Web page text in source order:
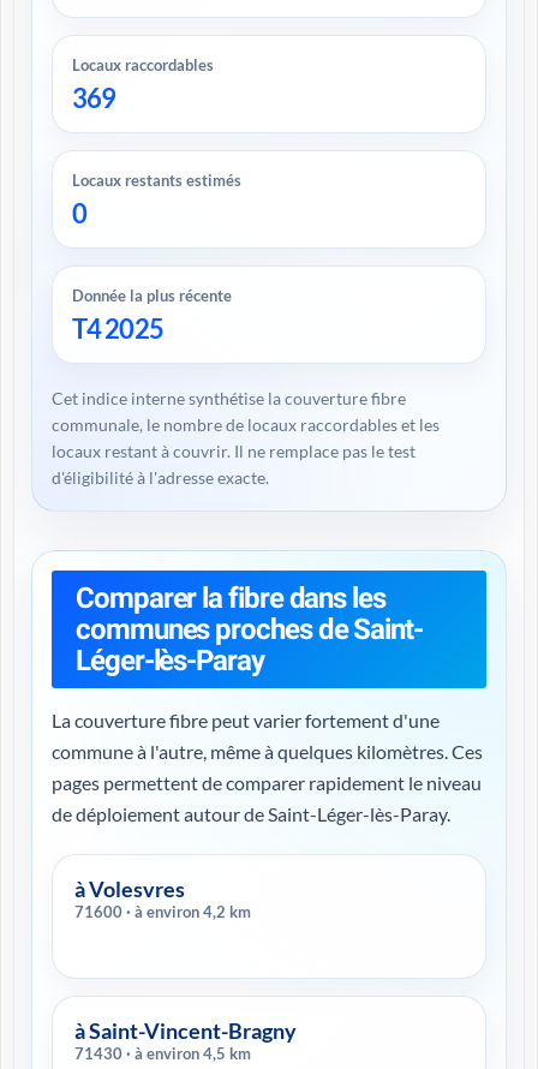
Locaux raccordables
369
Locaux restants estimés
0
Donnée la plus récente
T4 2025
Cet indice interne synthétise la couverture fibre
communale, le nombre de locaux raccordables et les
locaux restant à couvrir. Il ne remplace pas le test
d'éligibilité à l'adresse exacte.
Comparer la fibre dans les
communes proches de Saint-
Léger-lès-Paray
La couverture fibre peut varier fortement d'une
commune à l'autre, même à quelques kilomètres. Ces
pages permettent de comparer rapidement le niveau
de déploiement autour de Saint-Léger-lès-Paray.
à Volesvres
71600 · à environ 4,2 km
à Saint-Vincent-Bragny
71430 · à environ 4,5 km